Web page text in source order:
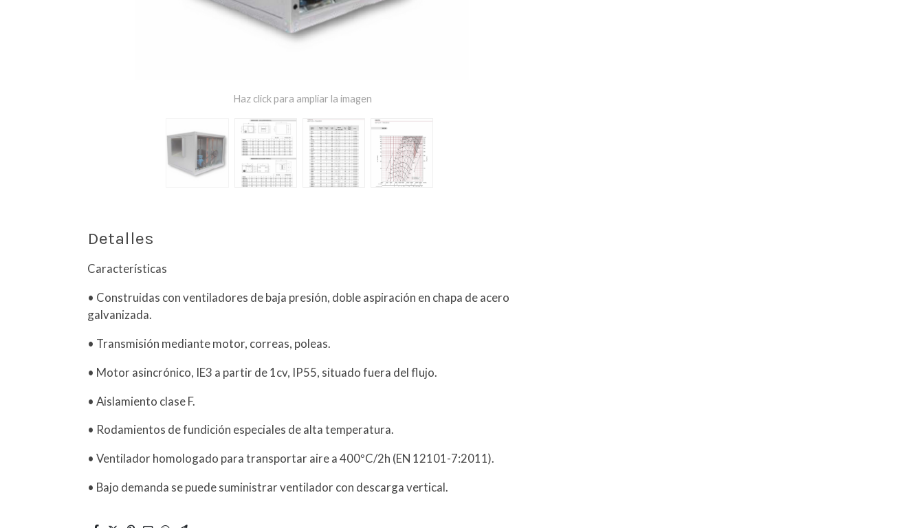
Haz click para ampliar la imagen
Detalles
Características
• Construidas con ventiladores de baja presión, doble aspiración en chapa de acero
galvanizada.
• Transmisión mediante motor, correas, poleas.
• Motor asincrónico, IE3 a partir de 1cv, IP55, situado fuera del flujo.
• Aislamiento clase F.
• Rodamientos de fundición especiales de alta temperatura.
• Ventilador homologado para transportar aire a 400ºC/2h (EN 12101-7:2011).
• Bajo demanda se puede suministrar ventilador con descarga vertical.